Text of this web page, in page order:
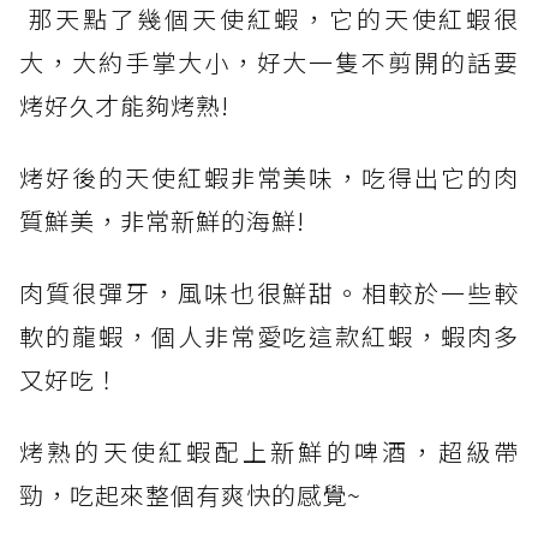
那天點了幾個天使紅蝦，它的天使紅蝦很
大，大約手掌大小，好大一隻不剪開的話要
烤好久才能夠烤熟!
烤好後的天使紅蝦非常美味，吃得出它的肉
質鮮美，非常新鮮的海鮮!
肉質很彈牙，風味也很鮮甜。相較於一些較
軟的龍蝦，個人非常愛吃這款紅蝦，蝦肉多
又好吃！
烤熟的天使紅蝦配上新鮮的啤酒，超級帶
勁，吃起來整個有爽快的感覺~